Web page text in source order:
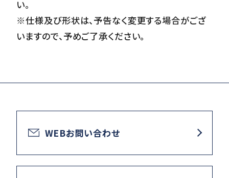
い。
※仕様及び形状は、予告なく変更する場合がござ
いますので、予めご了承ください。
WEBお問い合わせ